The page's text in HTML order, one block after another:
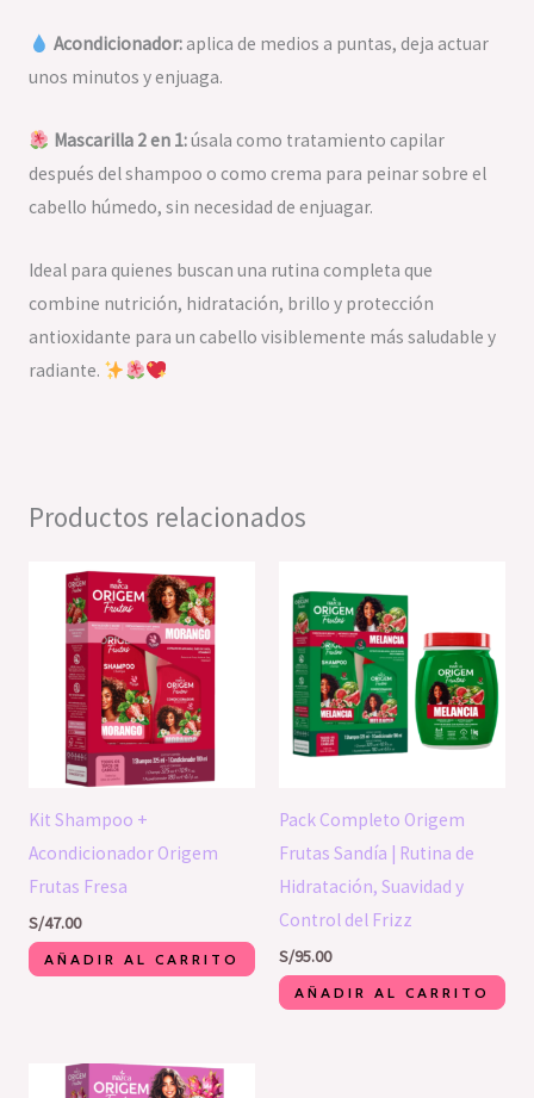
Acondicionador:aplica de medios a puntas, deja actuar
unos minutos y enjuaga.
Mascarilla 2 en 1:úsala como tratamiento capilar
después del shampoo o como crema para peinar sobre el
cabello húmedo, sin necesidad de enjuagar.
Ideal para quienes buscan una rutina completa que
combine nutrición, hidratación, brillo y protección
antioxidante para un cabello visiblemente más saludable y
radiante.
Productos relacionados
Kit Shampoo +
Acondicionador Origem
Frutas Fresa
S/47.00
AÑADIR AL CARRITO
Pack Completo Origem
Frutas Sandía | Rutina de
Hidratación, Suavidad y
Control del Frizz
S/95.00
AÑADIR AL CARRITO